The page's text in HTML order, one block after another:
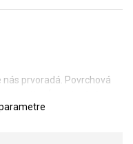
prvoradá. Povrchová